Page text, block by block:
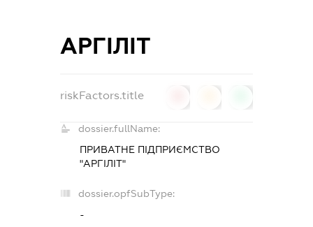
АРГІЛІТ
riskFactors.title
dossier.fullName:
ПРИВАТНЕ ПІДПРИЄМСТВО
"АРГІЛІТ"
dossier.opfSubType:
-